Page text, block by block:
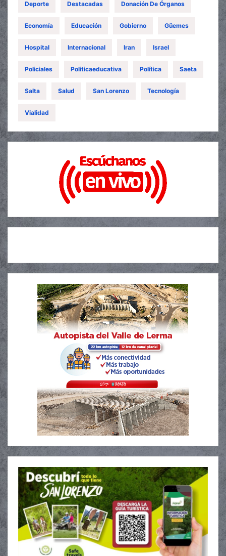
Deporte Destacadas Donación De Órganos
Economía Educación Gobierno Güemes
Hospital Internacional Iran Israel
Policiales Politicaeducativa Política Saeta
Salta Salud San Lorenzo Tecnología
Vialidad